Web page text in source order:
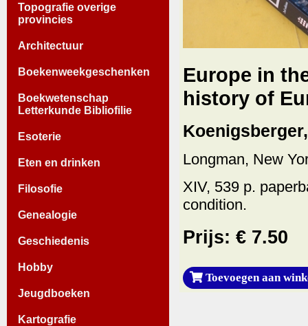
Topografie overige
provincies
Architectuur
Boekenweekgeschenken
Boekwetenschap
Letterkunde Bibliofilie
Esoterie
Eten en drinken
Filosofie
Genealogie
Geschiedenis
Hobby
Jeugdboeken
Kartografie
Europe in
history of
Longman, New
XIV, 539 p.
condition.
Prijs: € 7.50
Toevoegen aan